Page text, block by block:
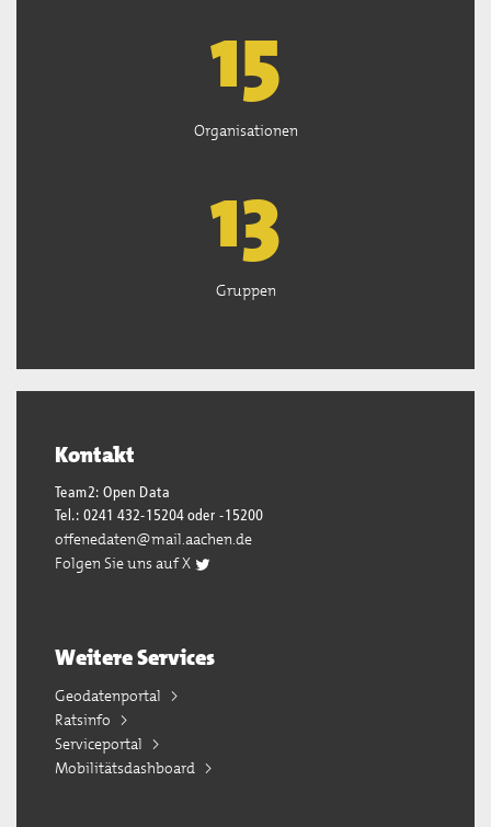
15
Organisationen
13
Gruppen
Kontakt
Team2: Open Data
Tel.: 0241 432-15204 oder -15200
offenedaten@mail.aachen.de
Folgen Sie uns auf X
Weitere Services
Geodatenportal
Ratsinfo
Serviceportal
Mobilitätsdashboard